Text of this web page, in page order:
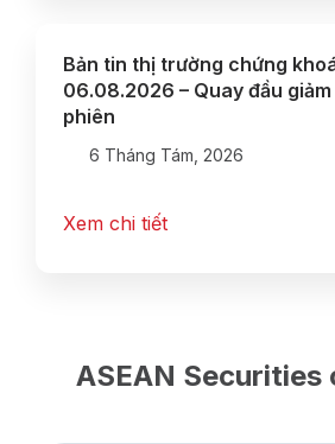
Bản tin thị trường chứng
06.08.2026 – Quay đầu
phiên
6 Tháng Tám, 2026
Xem chi tiết
ASEAN Securities